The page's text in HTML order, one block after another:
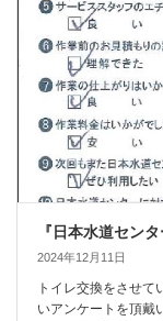
『日本水道セン
2024年12月11日
トイレ交換をさせて
いアンケートを頂